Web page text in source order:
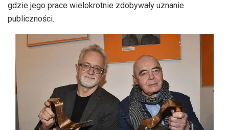
gdzie jego prace wielokrotnie zdobywały uznanie
publiczności.